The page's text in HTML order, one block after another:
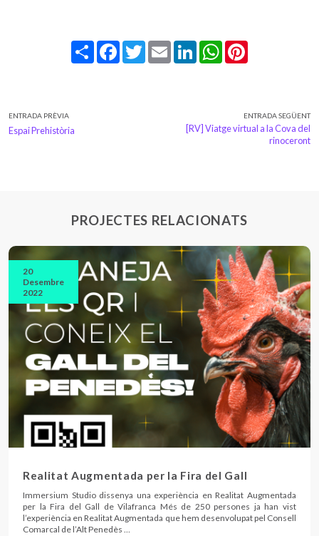
Share FacebookTwitterEmail LinkedInWhatsApp
ENTRADA PRÈVIA
Espai Prehistòria
ENTRADA SEGÜENT
[RV] Viatge virtual a la Cova del
rinoceront
PROJECTES RELACIONATS
20
Desembre
2022
Realitat Augmentada per la Fira del Gall
Immersium Studio dissenya una experiència en Realitat Augmentada
per la Fira del Gall de Vilafranca Més de 250 persones ja han vist
l’experiència en Realitat Augmentada que hem desenvolupat pel Consell
Comarcal de l’Alt Penedès …